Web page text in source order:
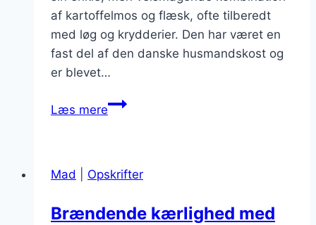
af kartoffelmos og flæsk, ofte tilberedt
med løg og krydderier. Den har været en
fast del af den danske husmandskost og
er blevet…
Læs mereBrændende
kartoffelmos
flæsk
Mad Opskrifter
Brændende kærlighed med